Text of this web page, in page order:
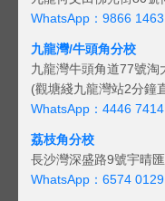
WhatsApp：9866 1463
九龍灣/牛頭角分校
九龍灣牛頭角道77號
(觀塘綫九龍灣站2分鐘
WhatsApp：4446 7414
荔枝角分校
長沙灣深盛路9號宇晴
WhatsApp：6574 0129